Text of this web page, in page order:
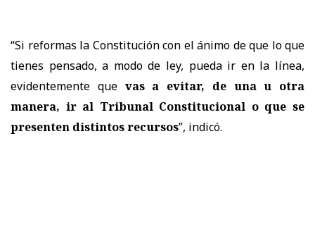
“Si reformas la Constitución con el ánimo de que lo que
tienes pensado, a modo de ley, pueda ir en la línea,
evidentemente que vas a evitar, de una u otra
manera, ir al Tribunal Constitucional o que se
presenten distintos recursos”, indicó.